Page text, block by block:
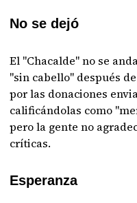
No se dejó
El "Chacalde" no se
"sin cabello" después
por las donaciones
calificándolas como
pero la gente no
críticas.
Esperanza